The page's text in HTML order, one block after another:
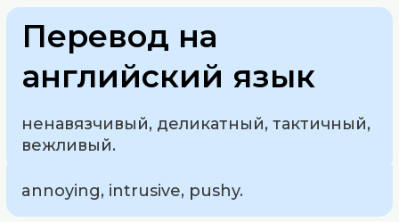
Перевод на
английский язык
ненавязчивый, деликатный, тактичный,
вежливый.
annoying, intrusive, pushy.